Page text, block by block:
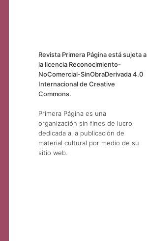
Revista Primera Página está sujeta a
la licencia Reconocimiento-
NoComercial-SinObraDerivada 4.0
Internacional de Creative
Commons.
Primera Página es una
organización sin fines de lucro
dedicada a la publicación de
material cultural por medio de su
sitio web.